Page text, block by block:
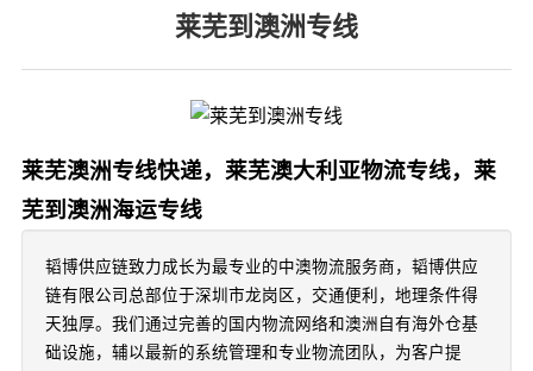
莱芜到澳洲专线
莱芜澳洲专线快递，莱芜澳大利亚物流专线，莱
芜到澳洲海运专线
韬博供应链致力成长为最专业的中澳物流服务商，韬博供应
链有限公司总部位于深圳市龙岗区，交通便利，地理条件得
天独厚。我们通过完善的国内物流网络和澳洲自有海外仓基
础设施，辅以最新的系统管理和专业物流团队，为客户提